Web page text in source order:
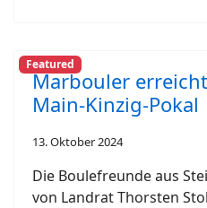
Featured
Marbouler
Main-Kinzig-Pokal
13. Oktober 2024
Die Boulefreunde aus
von Landrat Thorsten